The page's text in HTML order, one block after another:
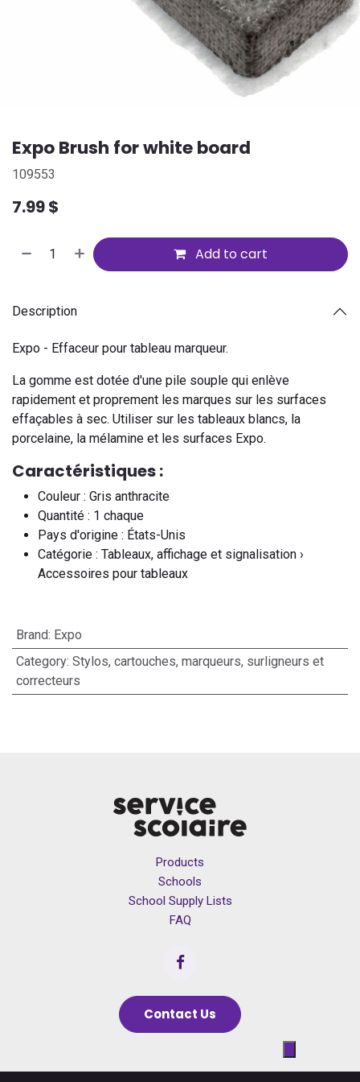
Expo Brush for white board
109553
7.99$
Add to cart
Description
Expo - Effaceur pour tableau marqueur.
La gomme est dotée d'une pile souple qui enlève
rapidement et proprement les marques sur les surfaces
effaçables à sec. Utiliser sur les tableaux blancs, la
porcelaine, la mélamine et les surfaces Expo.
Caractéristiques :
Couleur : Gris anthracite
Quantité : 1 chaque
Pays d'origine : États-Unis
Catégorie : Tableaux, affichage et signalisation ›
Accessoires pour tableaux
Brand: Expo
Category: Stylos, cartouches, marqueurs, surligneurs et
correcteurs
Products
Schools
School Supply Lists
FAQ
Contact Us